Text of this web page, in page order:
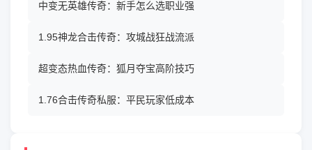
中变无英雄传奇：新手怎么选职业强
1.95神龙合击传奇：攻城战狂战流派
超变态热血传奇：狐月夺宝高阶技巧
1.76合击传奇私服：平民玩家低成本